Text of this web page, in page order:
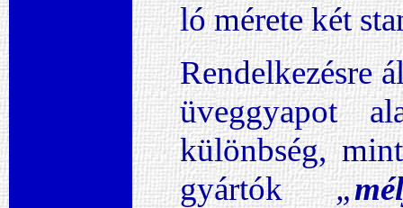
ló mérete két
Rendelkezésre
üveggyapot
különbség,
gyártók„